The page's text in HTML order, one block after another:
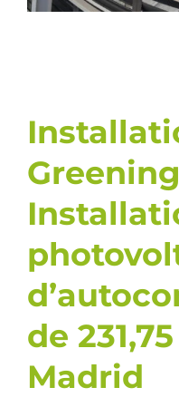
de
Madrid